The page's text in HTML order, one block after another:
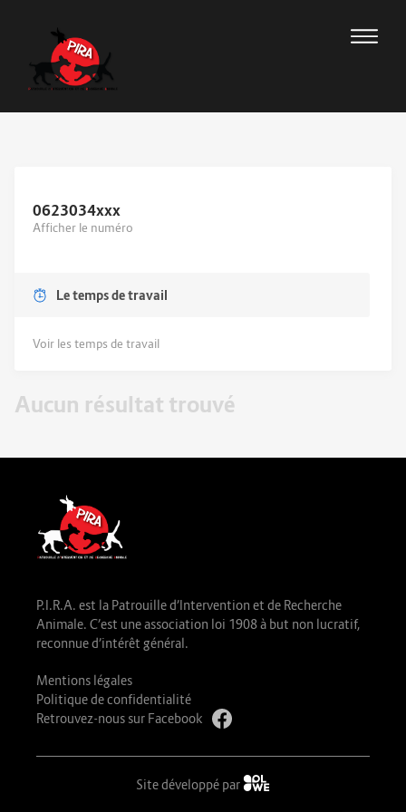
0623034xxx
Afficher le numéro
Le temps de travail
Voir les temps de travail
Aucun résultat trouvé
P.I.R.A. est la Patrouille d’Intervention et de Recherche
Animale. C’est une association loi 1908 à but non lucratif,
reconnue d’intérêt général.
Mentions légales
Politique de confidentialité
Retrouvez-nous sur Facebook
Site développé par